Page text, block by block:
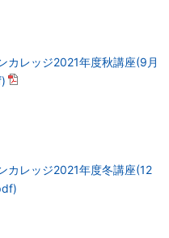
カレッジ2021年度秋講座(9月
カレッジ2021年度冬講座(12